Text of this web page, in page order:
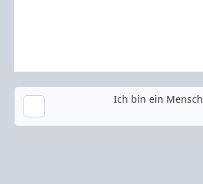
Kopie an meine E-Mail-Adresse